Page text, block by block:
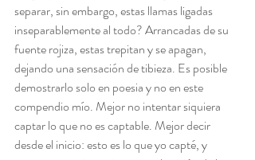
separar, sin embargo, estas llamas ligadas
inseparablemente al todo? Arrancadas de su
fuente rojiza, estas trepitan y se apagan,
dejando una sensación de tibieza. Es posible
demostrarlo solo en poesia y no en este
compendio mío. Mejor no intentar siquiera
captar lo que no es captable. Mejor decir
desde el inicio: esto es lo que yo capté, y